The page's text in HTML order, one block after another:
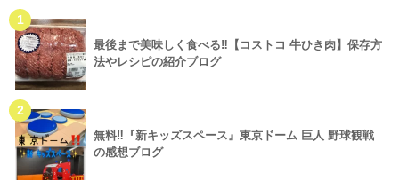
1
最後まで美味しく食べる‼【コストコ 牛ひき肉】保存方
法やレシピの紹介ブログ
2
無料‼『新キッズスペース』東京ドーム 巨人 野球観戦
の感想ブログ